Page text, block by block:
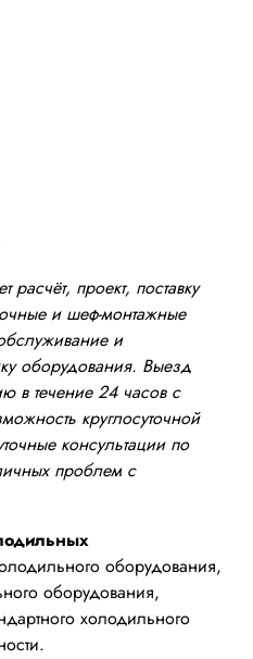
проект, поставку
и шеф-монтажные
и
оборудования. Выезд
в течение 24 часов с
круглосуточной
консультации по
проблем с
оборудования,
оборудования,
холодильного